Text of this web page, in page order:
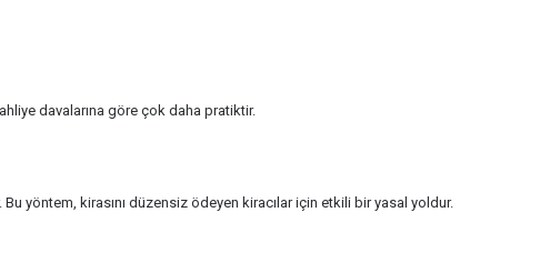
davalarına göre çok daha pratiktir.
Bu yöntem, kirasını düzensiz ödeyen kiracılar için etkili bir yasal yoldur.